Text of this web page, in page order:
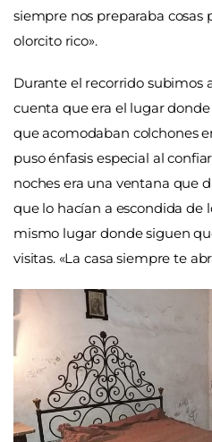
siempre nos preparaba cosas
olorcito rico».
Durante el recorrido subimos
cuenta que era el lugar
que acomodaban colchones
puso énfasis especial al
noches era una ventana que
que lo hacían a escondida de
mismo lugar donde siguen
visitas. «La casa siempre te